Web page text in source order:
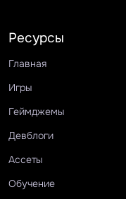
Ресурсы
Главная
Игры
Геймджемы
Девблоги
Ассеты
Обучение